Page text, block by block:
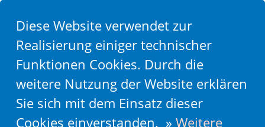
Diese Website verwendet zur
Realisierung einiger technischer
Funktionen Cookies. Durch die
weitere Nutzung der Website erklären
Sie sich mit dem Einsatz dieser
Cookies einverstanden. » Weitere